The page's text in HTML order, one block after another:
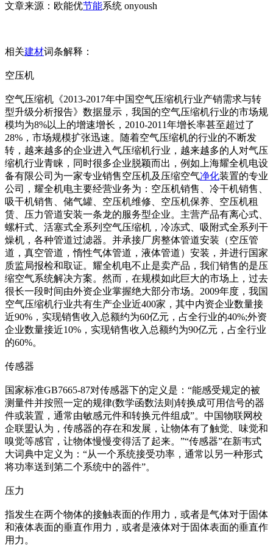
文章来源：欧能优节能系统 onyoush
相关建材词条解释：
空压机
空气压缩机《2013-2017年中国空气压缩机行业产销需求与转
型升级分析报告》数据显示，我国的空气压缩机行业的市场规
模均为8%以上的增速增长，2010-2011年增长率甚至超过了
28%，市场规模扩张迅速。随着空气压缩机的行业的不断发
转，越来越多的企业进入气压缩机行业，越来越多的人对气压
缩机行业青睐，同时很多企业脱颖而出，例如上海耀全机电设
备有限公司为一家专业销售空压机及压缩空气净化装置的专业
公司，耀全机电主要经营业务为：空压机销售、冷干机销售、
吸干机销售、储气罐、空压机维修、空压机保养、空压机租
赁、压力管道安装一条龙的服务型企业。主营产品有离心式、
螺杆式、活塞式全系列空气压缩机，冷冻式、吸附式全系列干
燥机，各种管道过滤器。并承接厂房整体管道安装（空压管
道，真空管道，惰性气体管道，液体管道）安装，并进行国家
质监局报检和取证。耀全机电不止是卖产品，我们销售的是压
缩空气系统解决方案。然而，在规模如此巨大的市场上，过去
很长一段时间由外资企业掌握绝大部分市场。2009年度，我国
空气压缩机行业共有生产企业近400家，其中内资企业数量接
近90%，实现销售收入总额约为60亿元，占全行业的40%;外资
企业数量接近10%，实现销售收入总额约为90亿元，占全行业
的60%。
传感器
国家标准GB7665-87对传感器下的定义是：“能感受规定的被
测量件并按照一定的规律(数学函数法则)转换成可用信号的器
件或装置，通常由敏感元件和转换元件组成”。中国物联网校
企联盟认为，传感器的存在和发展，让物体有了触觉、味觉和
嗅觉等感官，让物体慢慢变得活了起来。”“传感器”在新韦式
大词典中定义为：“从一个系统接受功率，通常以另一种形式
将功率送到第二个系统中的器件”。
压力
指发生在两个物体的接触表面的作用力，或者是气体对于固体
和液体表面的垂直作用力，或者是液体对于固体表面的垂直作
用力。